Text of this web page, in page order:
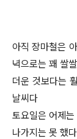
아직 장마철은
녁으로는 꽤 쌀
더운 것보다는
날씨다
토요일은 어제는
나가지는 못 했다